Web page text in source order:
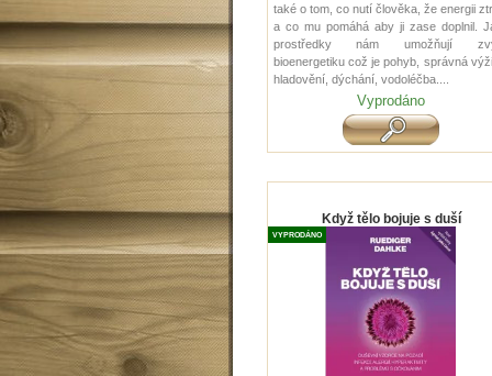
také o tom, co nutí člověka, že energii
a co mu pomáhá aby ji zase doplnil.
prostředky nám umožňují
bioenergetiku což je pohyb, správná
hladovění, dýchání, vodoléčba....
Vyprodáno
Když tělo bojuje s duší
VYPRODÁNO